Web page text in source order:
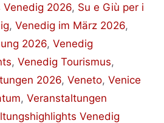
Venedig 2026, Su e Giù per i
, Venedig im März 2026,
2026, Venedig
, Venedig Tourismus,
2026, Veneto, Venice
, Veranstaltungen
Venedig